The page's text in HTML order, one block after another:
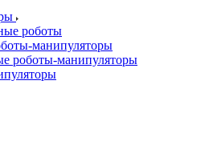
роботы
манипуляторы
роботы-манипуляторы